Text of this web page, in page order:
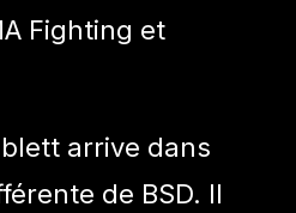
Fighting et
arrive dans
de BSD. Il